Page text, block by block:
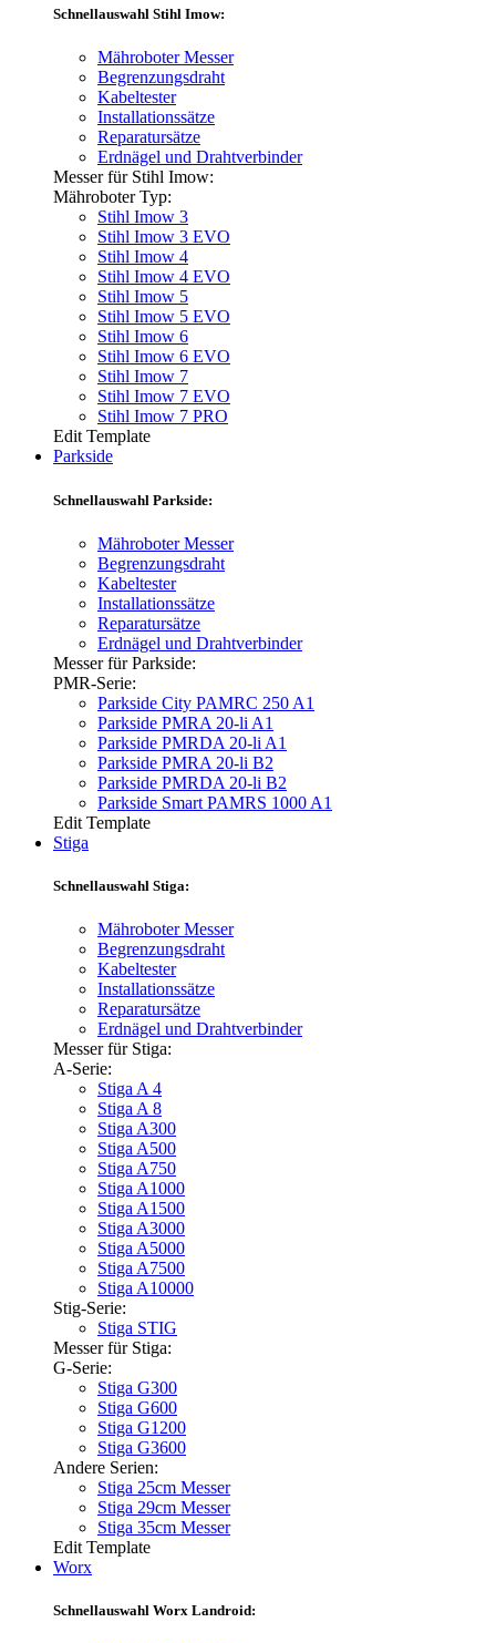
Schnellauswahl Stihl Imow:
Mähroboter Messer
Begrenzungsdraht
Kabeltester
Installationssätze
Reparatursätze
Erdnägel und Drahtverbinder
Messer für Stihl Imow:
Mähroboter Typ:
Stihl Imow 3
Stihl Imow 3 EVO
Stihl Imow 4
Stihl Imow 4 EVO
Stihl Imow 5
Stihl Imow 5 EVO
Stihl Imow 6
Stihl Imow 6 EVO
Stihl Imow 7
Stihl Imow 7 EVO
Stihl Imow 7 PRO
Edit Template
Parkside
Schnellauswahl Parkside:
Mähroboter Messer
Begrenzungsdraht
Kabeltester
Installationssätze
Reparatursätze
Erdnägel und Drahtverbinder
Messer für Parkside:
PMR-Serie:
Parkside City PAMRC 250 A1
Parkside PMRA 20-li A1
Parkside PMRDA 20-li A1
Parkside PMRA 20-li B2
Parkside PMRDA 20-li B2
Parkside Smart PAMRS 1000 A1
Edit Template
Stiga
Schnellauswahl Stiga:
Mähroboter Messer
Begrenzungsdraht
Kabeltester
Installationssätze
Reparatursätze
Erdnägel und Drahtverbinder
Messer für Stiga:
A-Serie:
Stiga A 4
Stiga A 8
Stiga A300
Stiga A500
Stiga A750
Stiga A1000
Stiga A1500
Stiga A3000
Stiga A5000
Stiga A7500
Stiga A10000
Stig-Serie:
Stiga STIG
Messer für Stiga:
G-Serie:
Stiga G300
Stiga G600
Stiga G1200
Stiga G3600
Andere Serien:
Stiga 25cm Messer
Stiga 29cm Messer
Stiga 35cm Messer
Edit Template
Worx
Schnellauswahl Worx Landroid: